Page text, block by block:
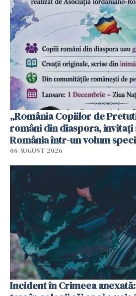
„România Copiilor de
români din diaspora, invitați
România într-un volum
06 AUGUST 2026
Incident în Crimeea